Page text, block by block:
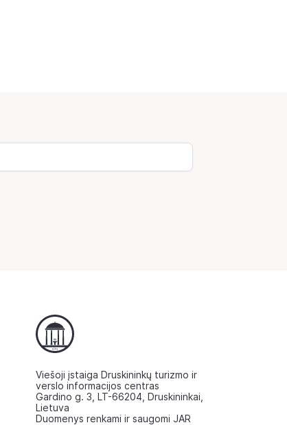
Viešoji įstaiga Druskininkų turizmo ir
verslo informacijos centras
Gardino g. 3, LT-66204, Druskininkai,
Lietuva
Duomenys renkami ir saugomi JAR